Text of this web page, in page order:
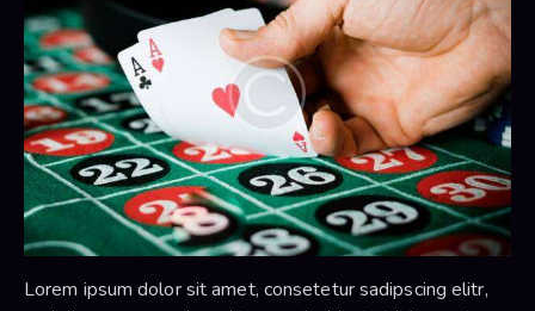
Lorem ipsum dolor sit amet, consetetur sadipscing elitr,